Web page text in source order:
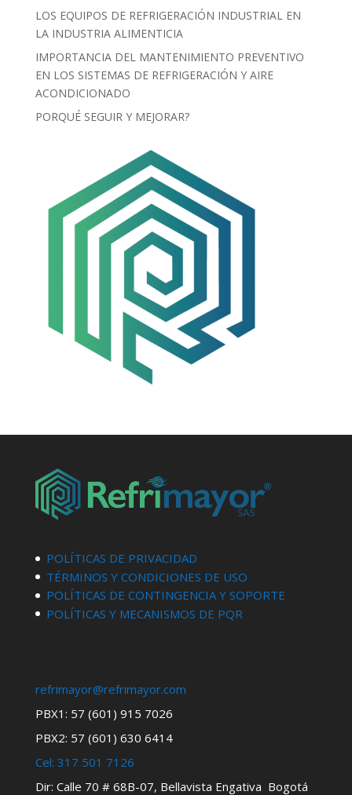
LOS EQUIPOS DE REFRIGERACIÓN INDUSTRIAL EN
LA INDUSTRIA ALIMENTICIA
IMPORTANCIA DEL MANTENIMIENTO PREVENTIVO
EN LOS SISTEMAS DE REFRIGERACIÓN Y AIRE
ACONDICIONADO
PORQUÉ SEGUIR Y MEJORAR?
POLÍTICAS DE PRIVACIDAD
TÉRMINOS Y CONDICIONES DE USO
POLÍTICAS DE CONTINGENCIA Y SOPORTE
POLÍTICAS Y MECANISMOS DE PQR
refrimayor@refrimayor.com
PBX1: 57 (601) 915 7026
PBX2: 57 (601) 630 6414
Cel: 317 501 7126
Dir: Calle 70 # 68B-07, Bellavista Engativa Bogotá